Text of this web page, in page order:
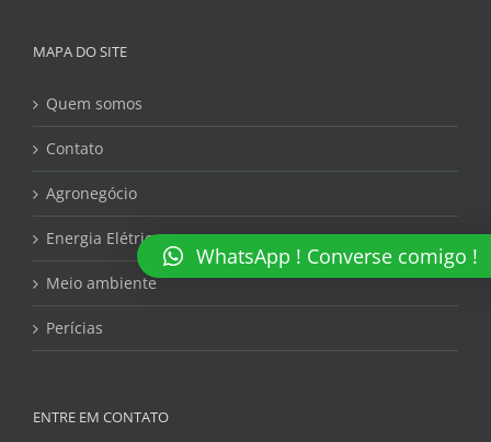
MAPA DO SITE
Quem somos
Contato
Agronegócio
Energia Elétrica
Meio ambiente
Perícias
ENTRE EM CONTATO
WhatsApp ! Converse comigo !